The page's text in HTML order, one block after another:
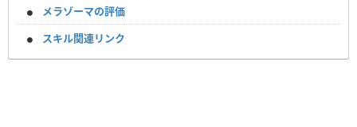
メラゾーマの評価
スキル関連リンク